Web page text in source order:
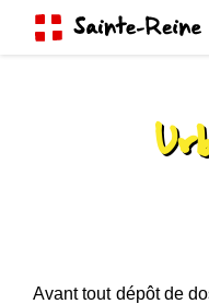
Avant tout dépôt de